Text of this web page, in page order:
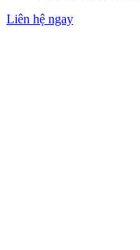
Liên hệ ngay